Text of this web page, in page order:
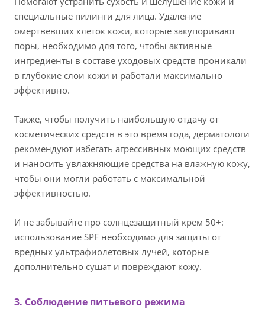
специальные пилинги для лица. Удаление
омертвевших клеток кожи, которые закупоривают
поры, необходимо для того, чтобы активные
ингредиенты в составе уходовых средств проникали
в глубокие слои кожи и работали максимально
эффективно.
Также, чтобы получить наибольшую отдачу от
косметических средств в это время года, дерматологи
рекомендуют избегать агрессивных моющих средств
и наносить увлажняющие средства на влажную кожу,
чтобы они могли работать с максимальной
эффективностью.
И не забывайте про солнцезащитный крем 50+:
использование SPF необходимо для защиты от
вредных ультрафиолетовых лучей, которые
дополнительно сушат и повреждают кожу.
3. Соблюдение питьевого режима